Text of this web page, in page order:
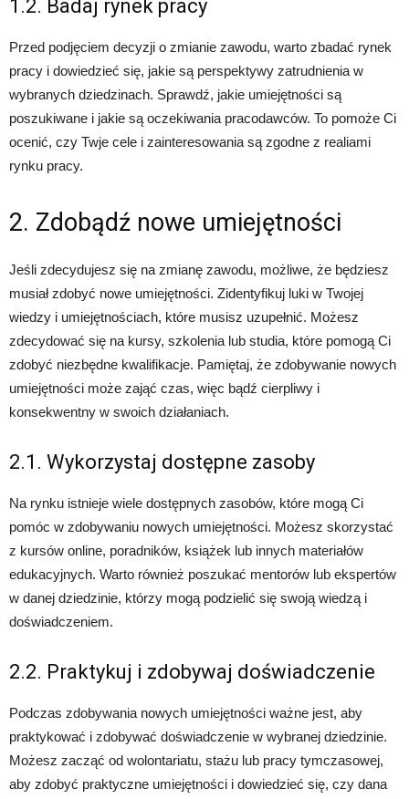
1.2. Badaj rynek pracy
Przed podjęciem decyzji o zmianie zawodu, warto zbadać rynek
pracy i dowiedzieć się, jakie są perspektywy zatrudnienia w
wybranych dziedzinach. Sprawdź, jakie umiejętności są
poszukiwane i jakie są oczekiwania pracodawców. To pomoże Ci
ocenić, czy Twje cele i zainteresowania są zgodne z realiami
rynku pracy.
2. Zdobądź nowe umiejętności
Jeśli zdecydujesz się na zmianę zawodu, możliwe, że będziesz
musiał zdobyć nowe umiejętności. Zidentyfikuj luki w Twojej
wiedzy i umiejętnościach, które musisz uzupełnić. Możesz
zdecydować się na kursy, szkolenia lub studia, które pomogą Ci
zdobyć niezbędne kwalifikacje. Pamiętaj, że zdobywanie nowych
umiejętności może zająć czas, więc bądź cierpliwy i
konsekwentny w swoich działaniach.
2.1. Wykorzystaj dostępne zasoby
Na rynku istnieje wiele dostępnych zasobów, które mogą Ci
pomóc w zdobywaniu nowych umiejętności. Możesz skorzystać
z kursów online, poradników, książek lub innych materiałów
edukacyjnych. Warto również poszukać mentorów lub ekspertów
w danej dziedzinie, którzy mogą podzielić się swoją wiedzą i
doświadczeniem.
2.2. Praktykuj i zdobywaj doświadczenie
Podczas zdobywania nowych umiejętności ważne jest, aby
praktykować i zdobywać doświadczenie w wybranej dziedzinie.
Możesz zacząć od wolontariatu, stażu lub pracy tymczasowej,
aby zdobyć praktyczne umiejętności i dowiedzieć się, czy dana